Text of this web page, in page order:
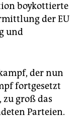
boykottierte
der EU
und
der nun
fortgesetzt
groß das
Parteien.